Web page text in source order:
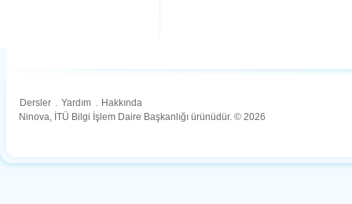
Dersler . Yardım . Hakkında
Ninova, İTÜ Bilgi İşlem Daire Başkanlığı ürünüdür. © 2026